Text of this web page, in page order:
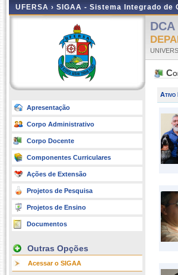
UFERSA › SIGAA - Sistema Integrado
Apresentação
Corpo Administrativo
Corpo Docente
Componentes Curriculares
Ações de Extensão
Projetos de Pesquisa
Projetos de Ensino
Documentos
Outras Opções
Acessar o SIGAA
DCA
Ativo